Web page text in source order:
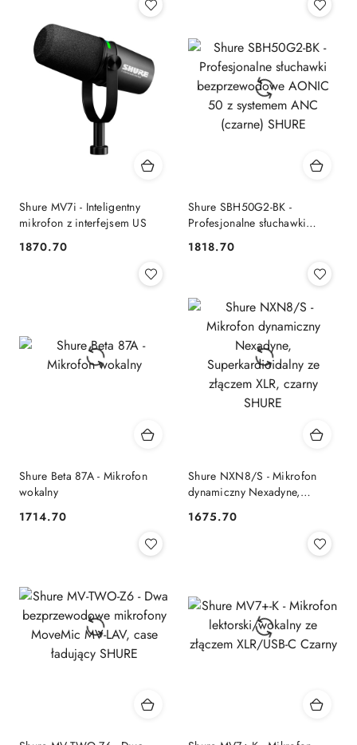
Shure MV7i - Inteligentny
mikrofon z interfejsem US
Cena:
1870.70
Shure SBH50G2-BK -
Profesjonalne słuchawki
systemem ANC (czarne)
Cena:
1818.70
Shure Beta 87A - Mikrofon
wokalny
Cena:
1714.70
Shure NXN8/S - Mikrofon
dynamiczny Nexadyne,
XLR, czarny SHURE
Cena:
1675.70